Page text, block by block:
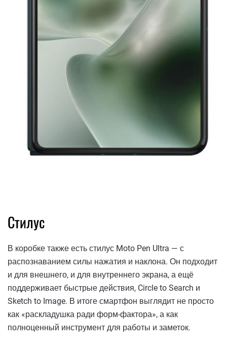
Стилус
В коробке также есть стилус Moto Pen Ultra — с
распознаванием силы нажатия и наклона. Он подходит
и для внешнего, и для внутреннего экрана, а ещё
поддерживает быстрые действия, Circle to Search и
Sketch to Image. В итоге смартфон выглядит не просто
как «раскладушка ради форм-фактора», а как
полноценный инструмент для работы и заметок.